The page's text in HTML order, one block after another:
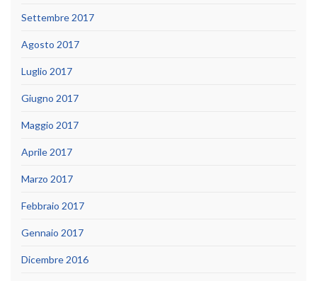
Settembre 2017
Agosto 2017
Luglio 2017
Giugno 2017
Maggio 2017
Aprile 2017
Marzo 2017
Febbraio 2017
Gennaio 2017
Dicembre 2016